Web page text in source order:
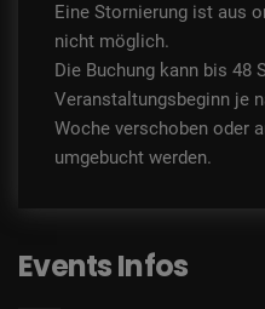
Eine Stornierung ist aus
nicht möglich.
Die Buchung kann bis 48
Veranstaltungsbeginn je
Woche verschoben oder
umgebucht werden.
Events Infos